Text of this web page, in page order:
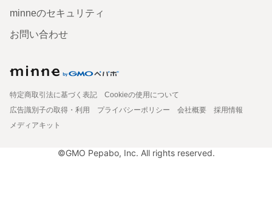
minneのセキュリティ
お問い合わせ
特定商取引法に基づく表記
Cookieの使用について
広告識別子の取得・利用
プライバシーポリシー 会社概要
採用情報
メディアキット
©GMO Pepabo, Inc. All rights reserved.